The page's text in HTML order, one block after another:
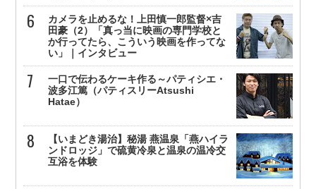
カメラを止めるな！上田慎一郎監督×吉
田豪（2）「真っ当に映画の専門学校と
か行ってたら、こういう映画を作ってな
い」｜インタビュー
一口で伝わるケーキ作る～パティシエ・
波多江篤（パティスリーAtsushi
Hatae）
【いまどき湯治】秘湯 燕温泉「燕ハイラ
ンドロッジ」で硫黄冷泉と温泉の温冷交
互浴を体験